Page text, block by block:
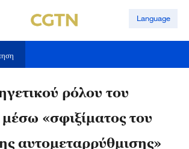
Language
ρόλου του
«σφιξίματος του
αυτομεταρρύθμισης»